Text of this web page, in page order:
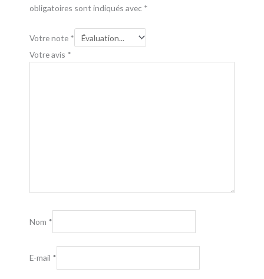
obligatoires sont indiqués avec *
Votre note *
Votre avis *
Nom *
E-mail *